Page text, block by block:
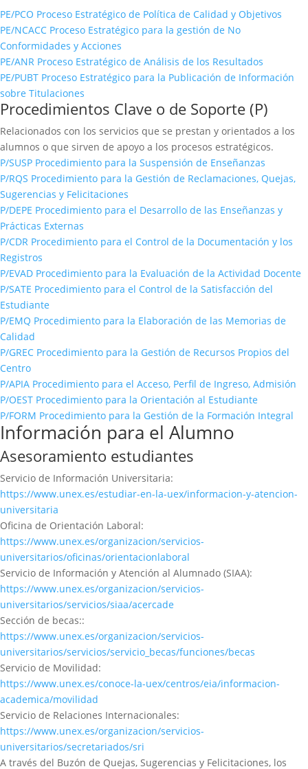
PE/PCO Proceso Estratégico de Política de Calidad y Objetivos
PE/NCACC Proceso Estratégico para la gestión de No
Conformidades y Acciones
PE/ANR Proceso Estratégico de Análisis de los Resultados
PE/PUBT Proceso Estratégico para la Publicación de Información
sobre Titulaciones
Procedimientos Clave o de Soporte (P)
Relacionados con los servicios que se prestan y orientados a los
alumnos o que sirven de apoyo a los procesos estratégicos.
P/SUSP Procedimiento para la Suspensión de Enseñanzas
P/RQS Procedimiento para la Gestión de Reclamaciones, Quejas,
Sugerencias y Felicitaciones
P/DEPE Procedimiento para el Desarrollo de las Enseñanzas y
Prácticas Externas
P/CDR Procedimiento para el Control de la Documentación y los
Registros
P/EVAD Procedimiento para la Evaluación de la Actividad Docente
P/SATE Procedimiento para el Control de la Satisfacción del
Estudiante
P/EMQ Procedimiento para la Elaboración de las Memorias de
Calidad
P/GREC Procedimiento para la Gestión de Recursos Propios del
Centro
P/APIA Procedimiento para el Acceso, Perfil de Ingreso, Admisión
P/OEST Procedimiento para la Orientación al Estudiante
P/FORM Procedimiento para la Gestión de la Formación Integral
Información para el Alumno
Asesoramiento estudiantes
Servicio de Información Universitaria:
https://www.unex.es/estudiar-en-la-uex/informacion-y-atencion-
universitaria
Oficina de Orientación Laboral:
https://www.unex.es/organizacion/servicios-
universitarios/oficinas/orientacionlaboral
Servicio de Información y Atención al Alumnado (SIAA):
https://www.unex.es/organizacion/servicios-
universitarios/servicios/siaa/acercade
Sección de becas::
https://www.unex.es/organizacion/servicios-
universitarios/servicios/servicio_becas/funciones/becas
Servicio de Movilidad:
https://www.unex.es/conoce-la-uex/centros/eia/informacion-
academica/movilidad
Servicio de Relaciones Internacionales:
https://www.unex.es/organizacion/servicios-
universitarios/secretariados/sri
A través del Buzón de Quejas, Sugerencias y Felicitaciones, los